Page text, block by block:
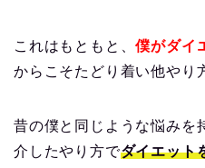
これはもともと、僕がダイ
からこそたどり着い他やり
昔の僕と同じような悩みを
介したやり方でダイエット